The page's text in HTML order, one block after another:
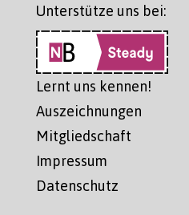
Unterstütze uns bei:
Lernt uns kennen!
Auszeichnungen
Mitgliedschaft
Impressum
Datenschutz